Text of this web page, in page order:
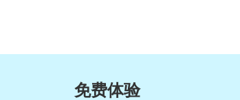
免费体验